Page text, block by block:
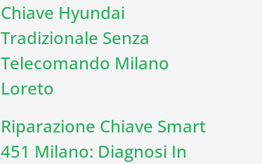
Chiave Hyundai
Tradizionale Senza
Telecomando Milano
Loreto
Riparazione Chiave Smart
451 Milano: Diagnosi In